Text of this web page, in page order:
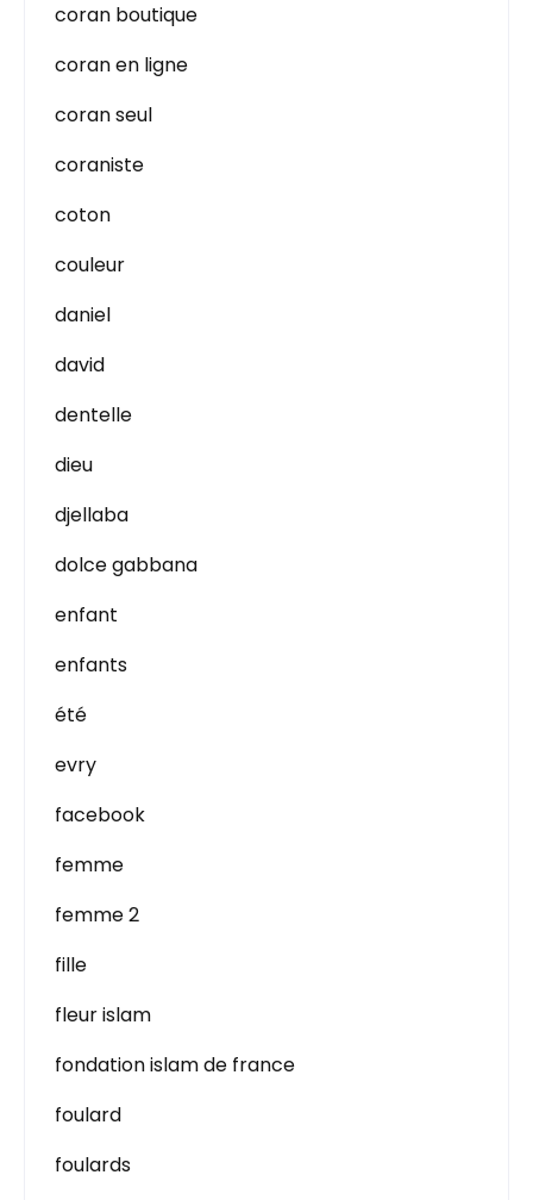
coran boutique
coran en ligne
coran seul
coraniste
coton
couleur
daniel
david
dentelle
dieu
djellaba
dolce gabbana
enfant
enfants
été
evry
facebook
femme
femme 2
fille
fleur islam
fondation islam de france
foulard
foulards